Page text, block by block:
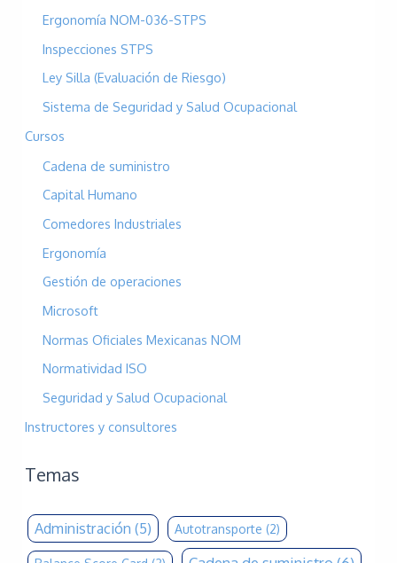
Ergonomía NOM-036-STPS
Inspecciones STPS
Ley Silla (Evaluación de Riesgo)
Sistema de Seguridad y Salud Ocupacional
Cursos
Cadena de suministro
Capital Humano
Comedores Industriales
Ergonomía
Gestión de operaciones
Microsoft
Normas Oficiales Mexicanas NOM
Normatividad ISO
Seguridad y Salud Ocupacional
Instructores y consultores
Temas
Administración (5) Autotransporte (2)